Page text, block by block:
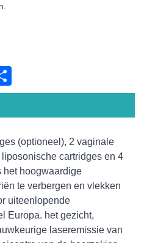
(optioneel), 2 vaginale
cartridges en 4
het hoogwaardige
te verbergen en vlekken
uiteenlopende
Europa. het gezicht,
laseremissie van